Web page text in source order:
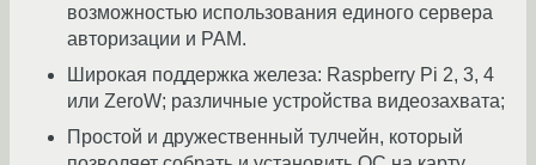
возможностью использования единого сервера
авторизации и PAM.
Широкая поддержка железа: Raspberry Pi 2, 3, 4
или ZeroW; различные устройства видеозахвата;
Простой и дружественный тулчейн, который